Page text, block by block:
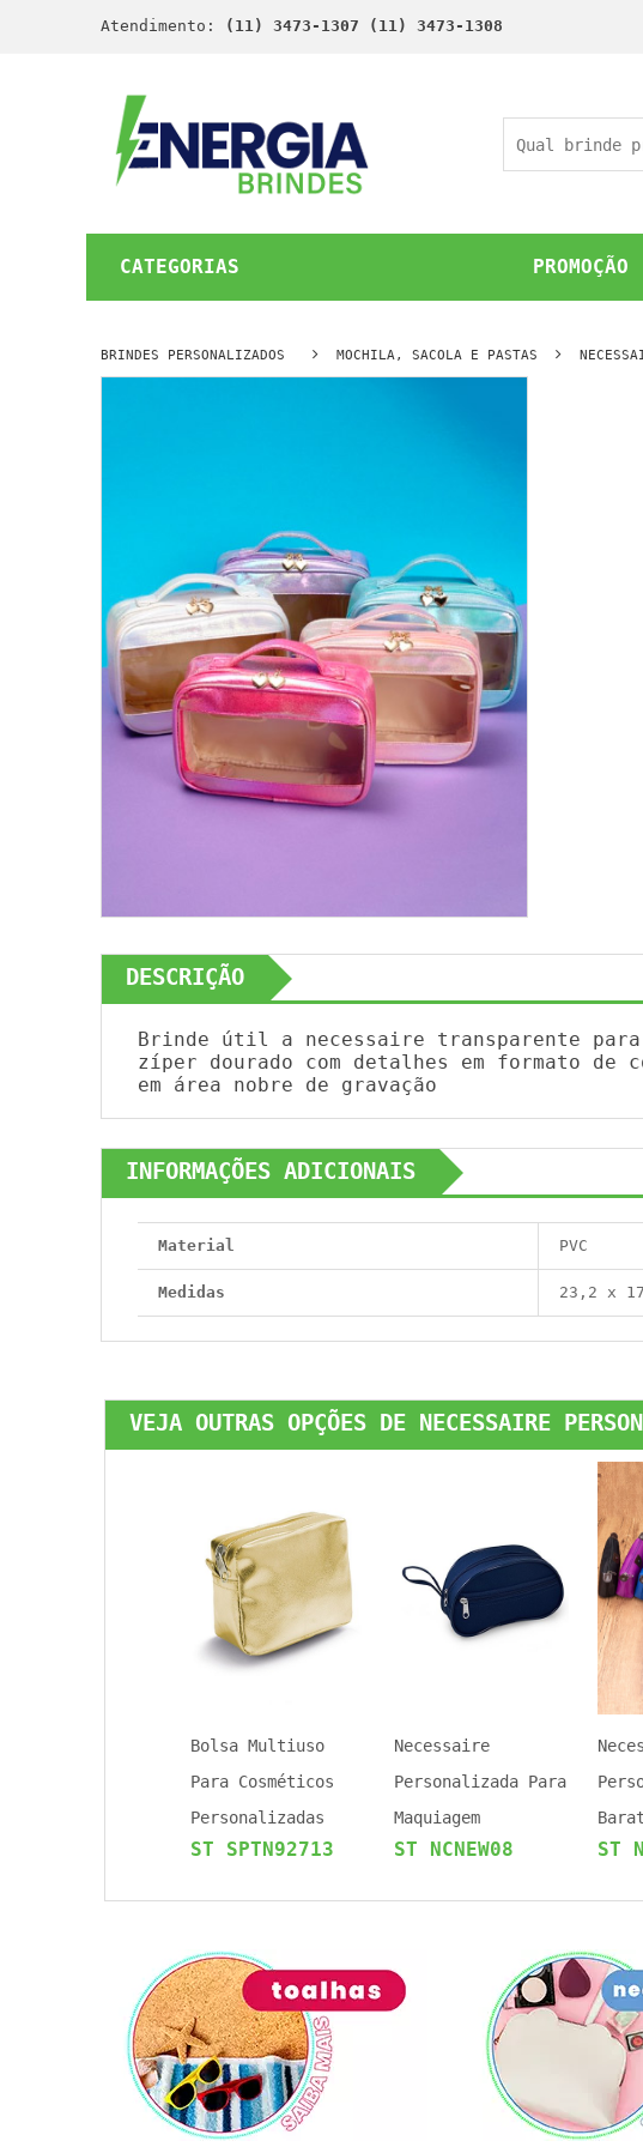
Atendimento: (11) 3473-1307 (11) 3473-1308
CATEGORIAS PROMOÇÃO
BRINDES PERSONALIZADOS MOCHILA, SACOLA E PASTAS
DESCRIÇÃO
Brinde útil a necessaire transparente
zíper dourado com detalhes em formato de
em área nobre de gravação
INFORMAÇÕES ADICIONAIS
Material PVC
Medidas 23,2 x
VEJA OUTRAS OPÇÕES DE NECESSAIRE
Bolsa Multiuso
Para Cosméticos
Personalizadas
ST SPTN92713
Necessaire
Personalizada Para
Maquiagem
ST NCNEW08 ST